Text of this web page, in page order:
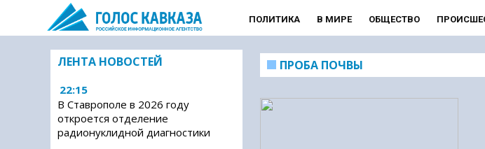
ПОЛИТИКА В МИРЕ ОБЩЕСТВО
ЛЕНТА НОВОСТЕЙ
22:15
В Ставрополе в 2026 году
откроется отделение
радионуклидной диагностики
ПРОБА ПОЧВЫ